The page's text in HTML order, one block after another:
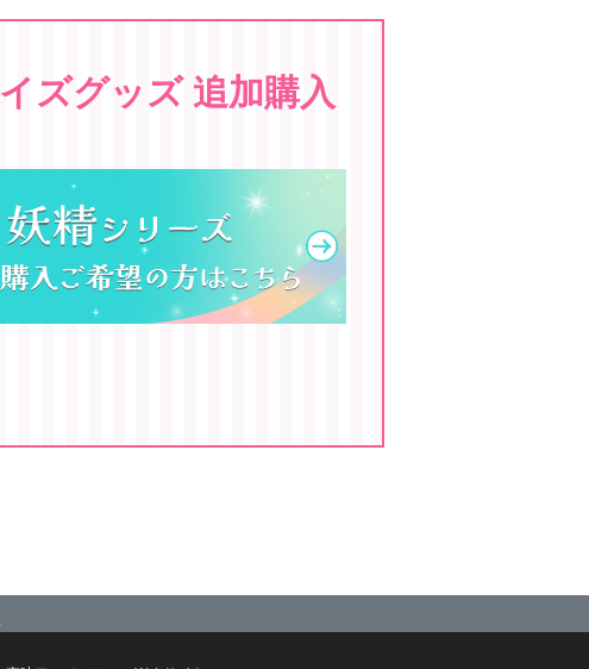
ズグッズ 追加購入